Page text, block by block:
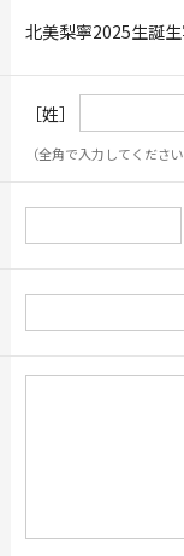
北美梨寧2025生誕
［姓］
（全角で入力してください